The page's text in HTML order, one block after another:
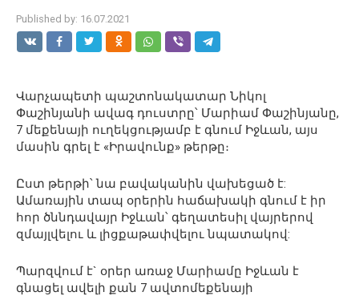
Published by: 16.07.2021
Վարչապետի պաշտոնակատար Նիկոլ
Փաշինյանի ավագ դուստրը՝ Մարիամ Փաշինյանը,
7 մեքենայի ուղեկցությամբ է գնում Իջևան, այս
մասին գրել է «Իրավունք» թերթը։
Ըստ թերթի՝ նա բավականին վախեցած է:
Ամառային տապ օրերին հաճախակի գնում է իր
հոր ծննդավայր Իջևան՝ գեղատեսիլ վայրերով
զմայլվելու և լիցքաթափվելու նպատակով:
Պարզվում է` օրեր առաջ Մարիամը Իջևան է
գնացել ավելի քան 7 ավտոմեքենայի